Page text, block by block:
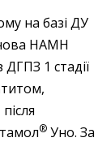
на базі ДУ
НАМН
ДГПЗ 1 стадії
® Уно. За